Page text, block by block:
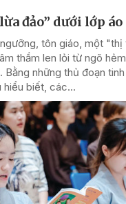
đảo” dưới lớp
tôn giáo, một
thầm len lỏi từ ngõ
Bằng những thủ đoạn
hiểu biết, các...